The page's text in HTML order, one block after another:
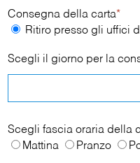
Consegna della carta*
Ritiro presso gli uffici
Scegli il giorno per la
Scegli fascia oraria della
Mattina
Pranzo